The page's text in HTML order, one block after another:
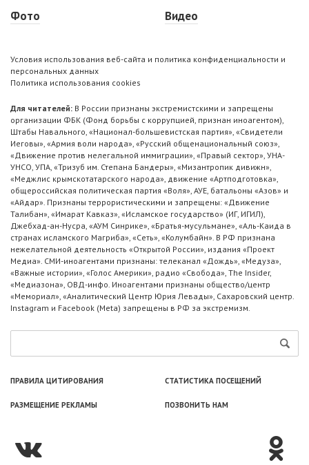
Фото
Видео
Условия использования веб-сайта и политика конфиденциальности и
персональных данных
Политика использования cookies
Для читателей: В России признаны экстремистскими и запрещены
организации ФБК (Фонд борьбы с коррупцией, признан иноагентом),
Штабы Навального, «Национал-большевистская партия», «Свидетели
Иеговы», «Армия воли народа», «Русский общенациональный союз»,
«Движение против нелегальной иммиграции», «Правый сектор», УНА-
УНСО, УПА, «Тризуб им. Степана Бандеры», «Мизантропик дивижн»,
«Меджлис крымскотатарского народа», движение «Артподготовка»,
общероссийская политическая партия «Воля», АУЕ, батальоны «Азов» и
«Айдар». Признаны террористическими и запрещены: «Движение
Талибан», «Имарат Кавказ», «Исламское государство» (ИГ, ИГИЛ),
Джебхад-ан-Нусра, «АУМ Синрике», «Братья-мусульмане», «Аль-Каида в
странах исламского Магриба», «Сеть», «Колумбайн». В РФ признана
нежелательной деятельность «Открытой России», издания «Проект
Медиа». СМИ-иноагентами признаны: телеканал «Дождь», «Медуза»,
«Важные истории», «Голос Америки», радио «Свобода», The Insider,
«Медиазона», ОВД-инфо. Иноагентами признаны общество/центр
«Мемориал», «Аналитический Центр Юрия Левады», Сахаровский центр.
Instagram и Facebook (Metа) запрещены в РФ за экстремизм.
ПРАВИЛА ЦИТИРОВАНИЯ СТАТИСТИКА ПОСЕЩЕНИЙ
РАЗМЕЩЕНИЕ РЕКЛАМЫ ПОЗВОНИТЬ НАМ